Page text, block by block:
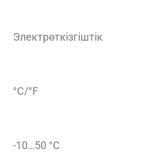
Электрөткізгіштік
°С/°F
-10…50 °С